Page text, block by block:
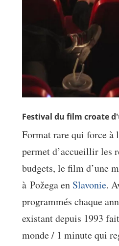
Festival du film croate
Format rare qui force à
permet d’accueillir les
budgets, le film d’une
à Požega en Slavonie.
programmés chaque
existant depuis 1993
monde / 1 minute qui